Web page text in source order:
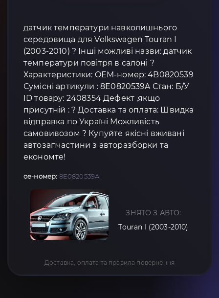
датчик температури навколишнього
середовища для Volkswagen Touran I
(2003-2010) ? Інші можливі назви: датчик
температури повітря в салоні ?
Характеристики: OEM-номер: 4B0820539
Сумісні артикули : 8E0820539A Стан: Б/У
ID товару: 2408354 Дефект ,якщо
присутній : ? Доставка та оплата: Швидка
відправка по Україні Можливість
самовивозом ? Купуйте якісні вживані
автозапчастини з авторазборки та
економте!
oe-номер: 8E0820539A
ЗНЯТО З АВТО:
Touran I (2003-2010)
Доставка, оплата та правила повернення